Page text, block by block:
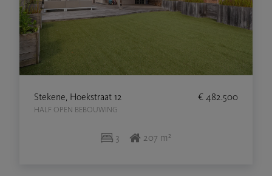
Stekene, Hoekstraat 12
HALF OPEN BEBOUWING
€ 482.500
3 207 m²